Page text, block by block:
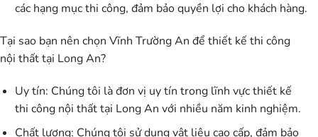
các hạng mục thi công, đảm bảo quyền lợi cho khách hàng.
Tại sao bạn nên chọn Vĩnh Trường An để thiết kế thi công
nội thất tại Long An?
Uy tín: Chúng tôi là đơn vị uy tín trong lĩnh vực thiết kế
thi công nội thất tại Long An với nhiều năm kinh nghiệm.
Chất lượng: Chúng tôi sử dụng vật liệu cao cấp, đảm bảo